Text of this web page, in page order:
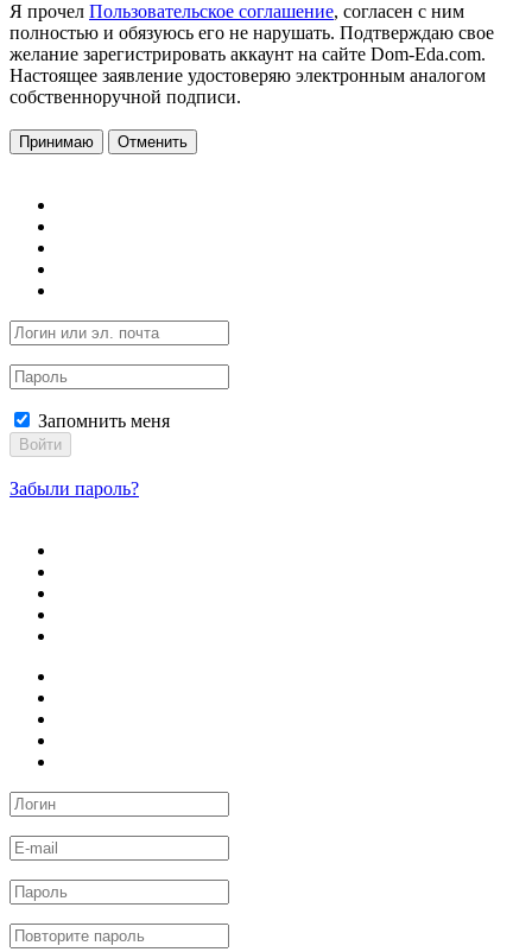
Я прочел Пользовательское соглашение, согласен с ним
полностью и обязуюсь его не нарушать. Подтверждаю свое
желание зарегистрировать аккаунт на сайте Dom-Eda.com.
Настоящее заявление удостоверяю электронным аналогом
собственноручной подписи.
Принимаю Отменить
Запомнить меня
Войти
Забыли пароль?